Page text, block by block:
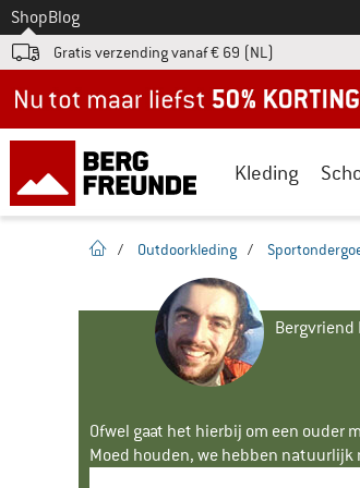
Naar
ShopBlog
Gratis verzending vanaf € 69 (NL)
Kleding
Startpagina
/ Outdoorkleding /
Bergvriend
Ofwel gaat het hierbij om een
Moed houden, we hebben